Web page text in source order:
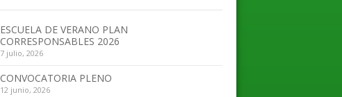
ESCUELA DE VERANO PLAN
CORRESPONSABLES 2026
7 julio, 2026
CONVOCATORIA PLENO
12 junio, 2026